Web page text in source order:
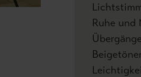
Ruhe und